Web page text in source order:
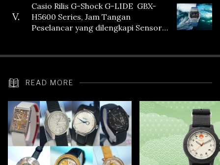
V.
Casio Rilis G-Shock G-LIDE GBX-
H5600 Series, Jam Tangan
Peselancar yang dilengkapi Sensor
READ MORE